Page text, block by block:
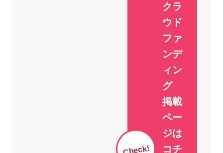
Check!
クラ
ウド
ファ
ンデ
ィン
グ
掲載
ペー
ジは
コチ